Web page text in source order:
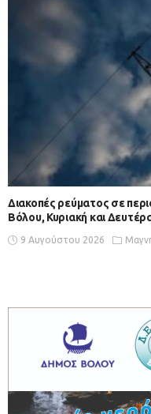
Διακοπές ρεύματος σε
Βόλου, Κυριακή και
9 Αυγούστου 2026